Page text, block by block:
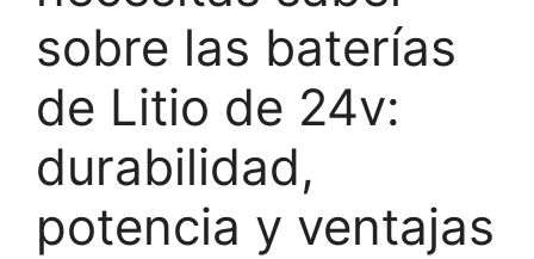
sobre las baterías
de Litio de 24v:
durabilidad,
potencia y ventajas